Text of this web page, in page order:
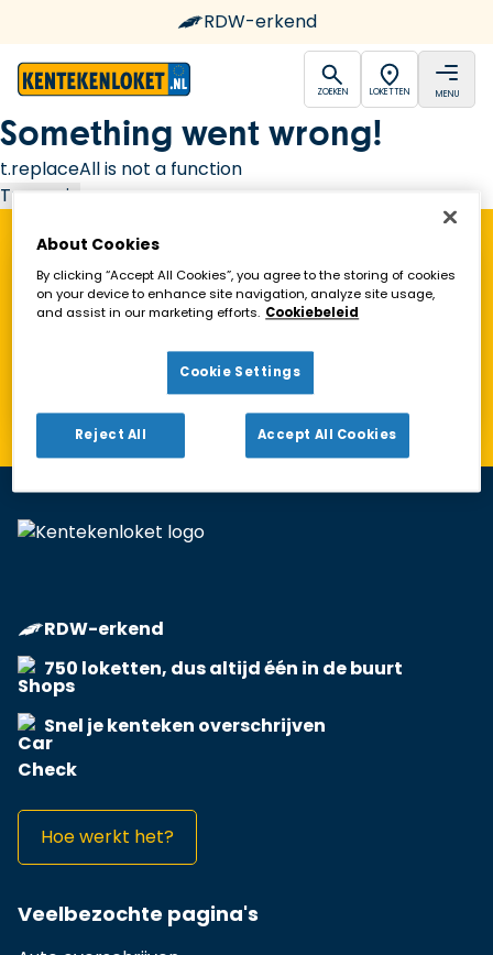
RDW-erkend
open
ZOEKEN LOKETTEN MENU
Something went wrong!
t.replaceAll is not a function
Try again
Vind een Kentekenloket in de buurt!
Toon alleen geopende loketten
RDW-erkend
750 loketten, dus altijd één in de buurt
Snel je kenteken overschrijven
Hoe werkt het?
Veelbezochte pagina's
About Cookies
By clicking “Accept All Cookies”, you agree to the storing of cookies
on your device to enhance site navigation, analyze site usage,
and assist in our marketing efforts. Cookiebeleid
Cookie Settings
Reject All Accept All Cookies